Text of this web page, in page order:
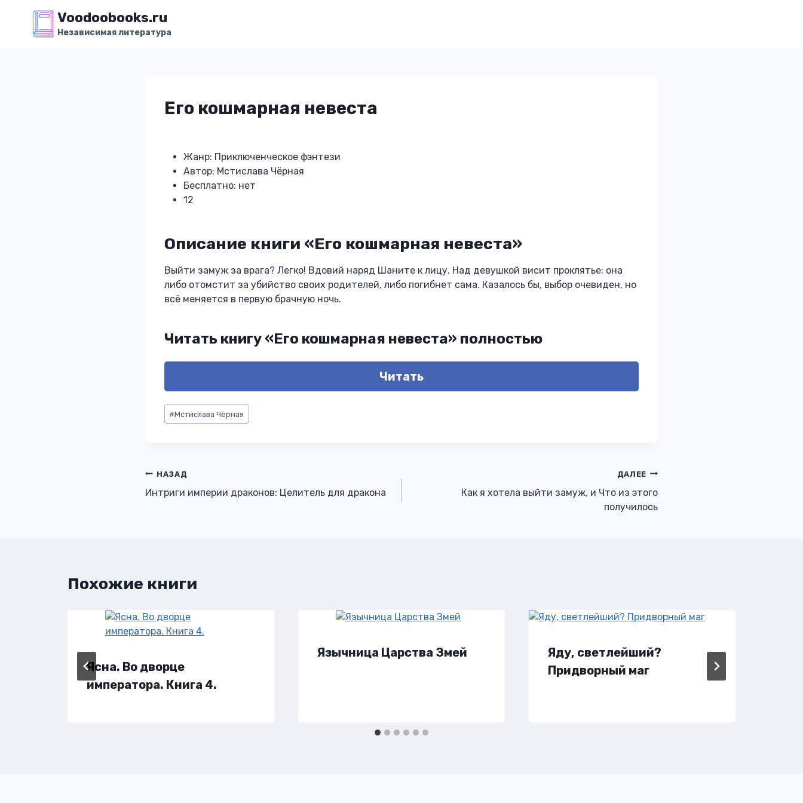
содержимому
Voodoobooks.ru
Независимая литература
Его кошмарная невеста
Жанр: Приключенческое фэнтези
Автор: Мстислава Чёрная
Бесплатно: нет
12
Описание книги «Его кошмарная невеста»
Выйти замуж за врага? Легко! Вдовий наряд Шаните к лицу. Над девушкой висит проклятье: она
либо отомстит за убийство своих родителей, либо погибнет сама. Казалось бы, выбор очевиден, но
всё меняется в первую брачную ночь.
Читать книгу «Его кошмарная невеста» полностью
Читать
Метки
записи:
#Мстислава Чёрная
Навигация
по
НАЗАД
Интриги империи драконов: Целитель для дракона
ДАЛЕЕ
Как я хотела выйти замуж, и Что из этого
получилось
Похожие книги
Ясна. Во дворце
императора. Книга 4.
Язычница Царства Змей
Яду, светлейший?
Придворный маг